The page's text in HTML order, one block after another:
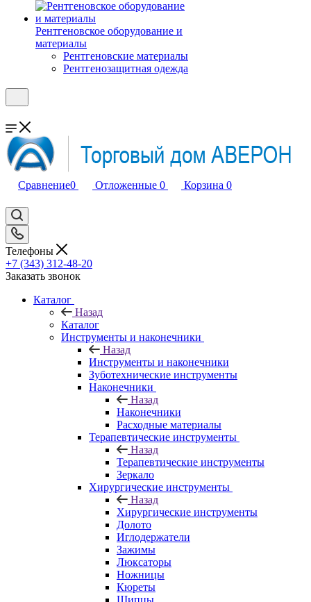
Рентгеновское оборудование и
материалы
Рентгеновские материалы
Рентгенозащитная одежда
Сравнение0 Отложенные 0 Корзина 0
Телефоны
+7 (343) 312-48-20
Заказать звонок
Каталог
Назад
Каталог
Инструменты и наконечники
Назад
Инструменты и наконечники
Зуботехнические инструменты
Наконечники
Назад
Наконечники
Расходные материалы
Терапевтические инструменты
Назад
Терапевтические инструменты
Зеркало
Хирургические инструменты
Назад
Хирургические инструменты
Долото
Иглодержатели
Зажимы
Люксаторы
Ножницы
Кюреты
Шипцы